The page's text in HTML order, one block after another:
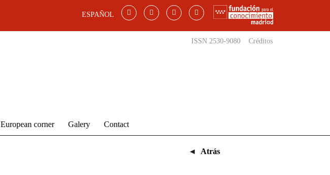
ESPAÑOL
ISSN 2530-9080 Créditos
European corner Galery Contact
◄ Atrás